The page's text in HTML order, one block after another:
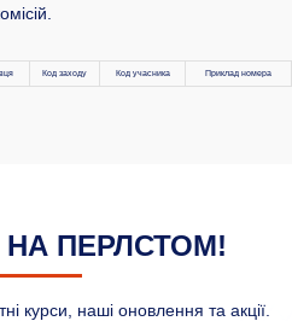
Код заходу Код учасника Приклад номера
ПЕРЛСТОМ!
курси, наші оновлення та акції.